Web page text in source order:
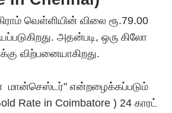
வெள்ளியின் விலை ரூ.79.00
அதன்படி, ஒரு கிலோ
விற்பனையாகிறது.
மான்செஸ்டர்" என்றழைக்கப்படும்
Rate in Coimbatore ) 24 காரட்